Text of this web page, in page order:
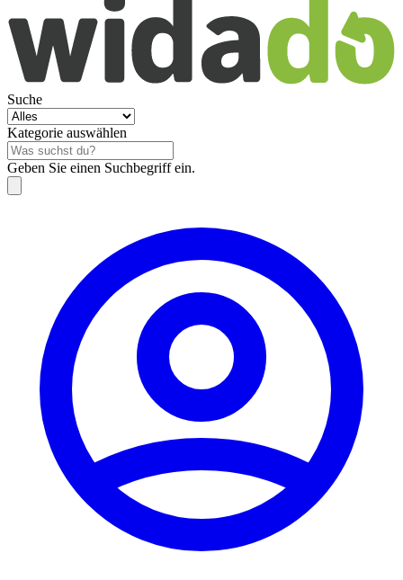
Suche
Kategorie auswählen
Geben Sie einen Suchbegriff ein.